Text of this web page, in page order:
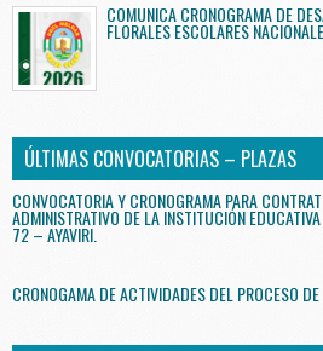
COMUNICA CRONOGRAMA DE
FLORALES ESCOLARES
ÚLTIMAS CONVOCATORIAS – PLAZAS
CONVOCATORIA Y CRONOGRAMA PARA
ADMINISTRATIVO DE LA INSTITUCIÓN
72 – AYAVIRI.
CRONOGAMA DE ACTIVIDADES DEL PROCESO